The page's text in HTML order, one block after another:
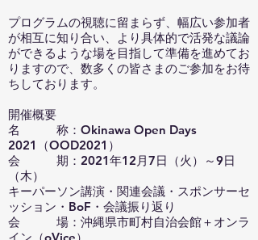
プログラムの視聴に留まらず、幅広い参加者
が相互に知り合い、より具体的で活発な議論
ができるような場を目指して準備を進めてお
りますので、数多くの皆さまのご参加をお待
ちしております。
開催概要
名 称：Okinawa Open Days
2021（OOD2021）
会 期：2021年12月7日（火）～9日
（木）
キーパーソン講演・関連会議・スポンサーセ
ッション・BoF・会議振り返り
会 場：沖縄県市町村自治会館＋オンラ